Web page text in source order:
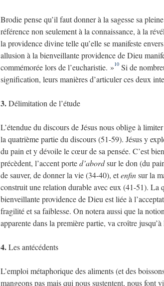
Brodie pense qu’il faut donner à la sagesse sa
référence non seulement à la connaissance, à la
la providence divine telle qu’elle se manifeste
allusion à la bienveillante providence de Dieu
commémorée lors de l’eucharistie. »10 Si de
signification, leurs manières d’articuler ces deux
3.Délimitation de l’étude
L’étendue du discours de Jésus nous oblige à
la quatrième partie du discours (51-59). Jésus y
du pain et y dévoile le cœur de sa pensée. C’est
précèdent, l’accent ported’abordsur le don (du
de sauver, de donner la vie (34-40), etenfinsur la
construit une relation durable avec eux (41-51). La
bienveillante providence de Dieu est liée à
fragilité et sa faiblesse. On notera aussi que la
apparente dans la première partie, va croître
4.Les antécédents
L’emploi métaphorique des aliments (et des
mangeons pas mais qui nous sustentent, nous font